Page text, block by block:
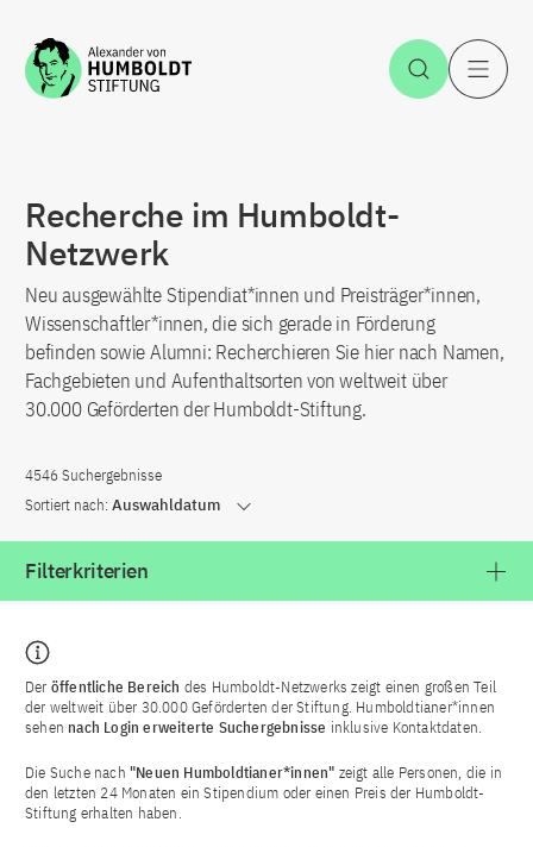
Zum Inhalt springen Suche
Recherche im Humboldt-
Netzwerk
Neu ausgewählte Stipendiat*innen und Preisträger*innen,
Wissenschaftler*innen, die sich gerade in Förderung
befinden sowie Alumni: Recherchieren Sie hier nach Namen,
Fachgebieten und Aufenthaltsorten von weltweit über
30.000 Geförderten der Humboldt-Stiftung.
4546 Suchergebnisse
Sortiert nach: Auswahldatum
Filterkriterien
Der öffentliche Bereich des Humboldt-Netzwerks zeigt einen großen Teil
der weltweit über 30.000 Geförderten der Stiftung. Humboldtianer*innen
sehen nach Login erweiterte Suchergebnisse inklusive Kontaktdaten.
Die Suche nach "Neuen Humboldtianer*innen" zeigt alle Personen, die in
den letzten 24 Monaten ein Stipendium oder einen Preis der Humboldt-
Stiftung erhalten haben.